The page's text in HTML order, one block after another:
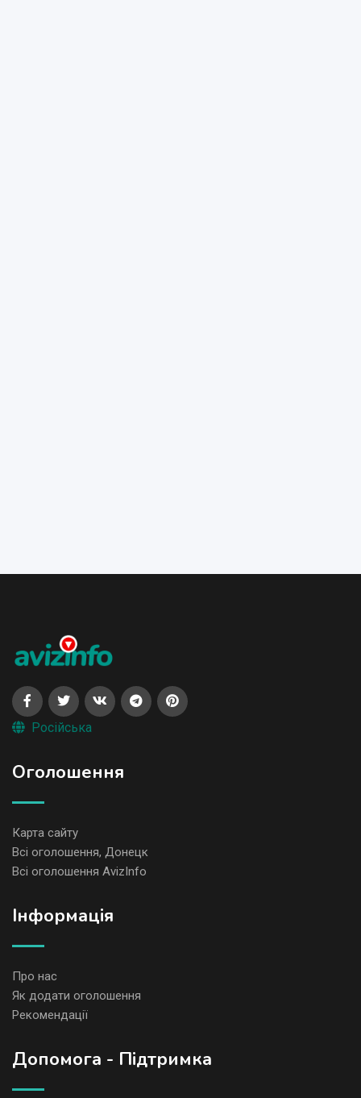
Російська
Оголошення
Карта сайту
Всі оголошення, Донецк
Всі оголошення AvizInfo
Iнформація
Про нас
Як додати оголошення
Рекомендації
Допомога - Підтримка